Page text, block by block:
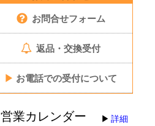
お問合せフォーム
返品・交換受付
▶ お電話での受付について
営業カレンダー 詳細